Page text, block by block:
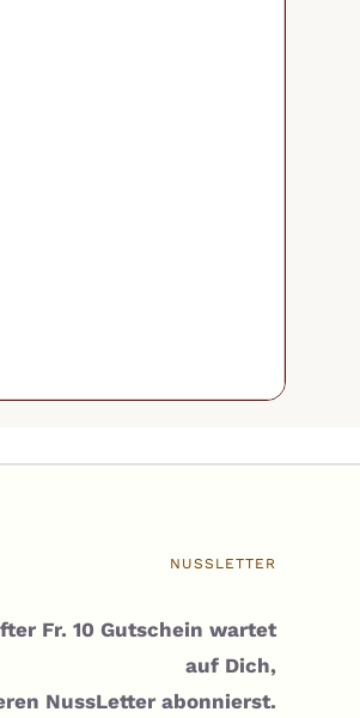
NUSSLETTER
Fr. 10 Gutschein wartet
auf Dich,
NussLetter abonnierst.